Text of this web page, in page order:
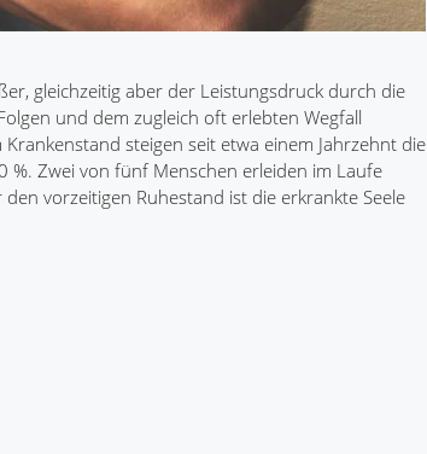
gleichzeitig aber der Leistungsdruck durch die
und dem zugleich oft erlebten Wegfall
steigen seit etwa einem Jahrzehnt die
Zwei von fünf Menschen erleiden im Laufe
vorzeitigen Ruhestand ist die erkrankte Seele